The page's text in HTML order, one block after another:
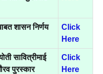
शासन निर्णय
Click
Here
सावित्रीमाई
पुरस्कार
Click
Here